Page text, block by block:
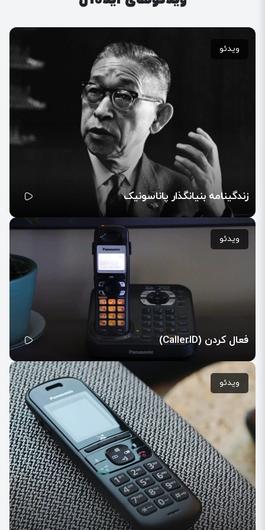
ویدئو
زندگینامه بنیانگذار پاناسونیک
ویدئو
فعال کردن (CallerID)
ویدئو